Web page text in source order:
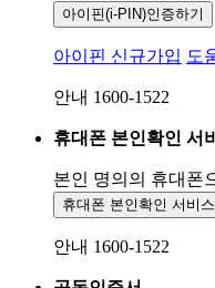
아이핀(i-PIN)인증하기
아이핀 신규가입 도
안내 1600-1522
휴대폰 본인확인 서
본인 명의의 휴대폰
휴대폰 본인확인 서비스
안내 1600-1522